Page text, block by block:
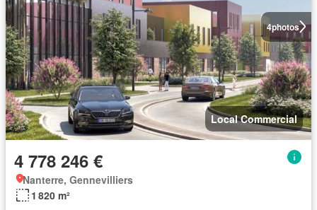
4photos
Local Commercial
4 778 246 €
Nanterre, Gennevilliers
1 820 m²